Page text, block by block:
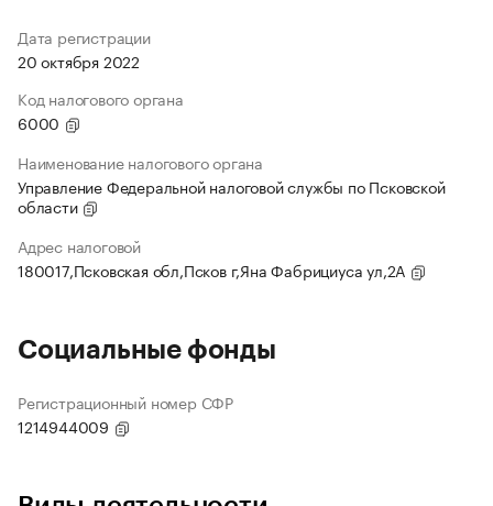
Дата регистрации
20 октября 2022
Код налогового органа
6000
Наименование налогового органа
Управление Федеральной налоговой службы по Псковской
области
Адрес налоговой
180017,Псковская обл,Псков г,Яна Фабрициуса ул,2А
Социальные фонды
Регистрационный номер СФР
1214944009